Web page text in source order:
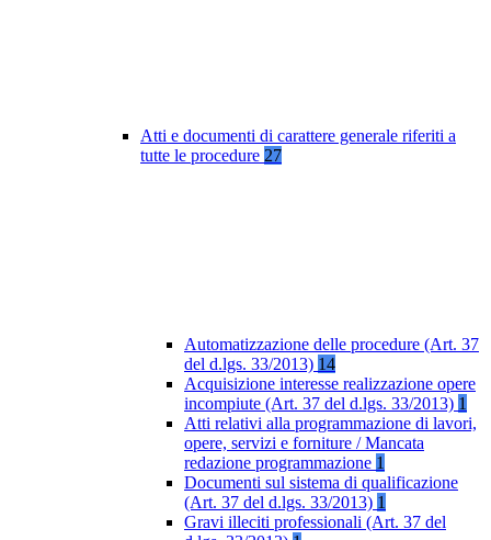
Atti e documenti di carattere generale riferiti a
tutte le procedure 27
Automatizzazione delle procedure (Art. 37
del d.lgs. 33/2013) 14
Acquisizione interesse realizzazione opere
incompiute (Art. 37 del d.lgs. 33/2013) 1
Atti relativi alla programmazione di lavori,
opere, servizi e forniture / Mancata
redazione programmazione 1
Documenti sul sistema di qualificazione
(Art. 37 del d.lgs. 33/2013) 1
Gravi illeciti professionali (Art. 37 del